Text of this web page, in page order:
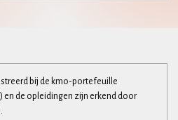
bij de kmo-portefeuille
en de opleidingen zijn erkend door